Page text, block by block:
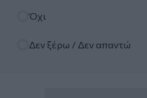
Όχι
Δεν ξέρω / Δεν απαντώ